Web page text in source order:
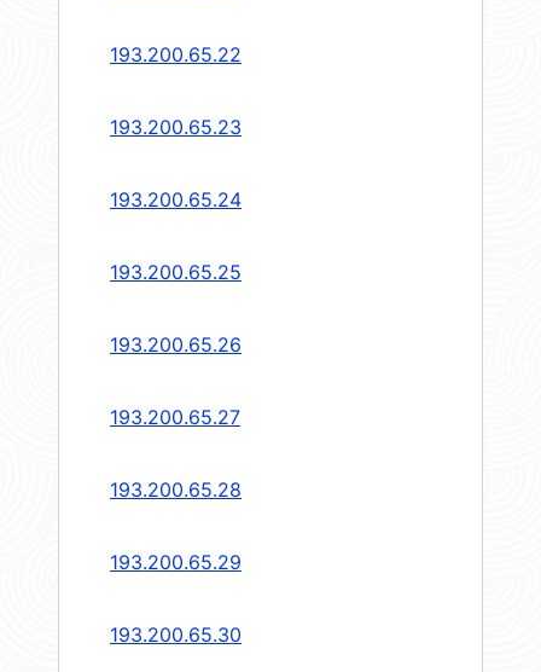
193.200.65.22
193.200.65.23
193.200.65.24
193.200.65.25
193.200.65.26
193.200.65.27
193.200.65.28
193.200.65.29
193.200.65.30